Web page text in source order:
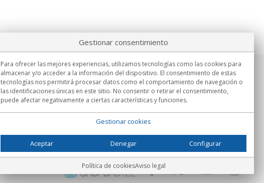
Información
Lu.-Vi. 9:00h - 15:00h.
Entrega en
Gestionar consentimiento
Para ofrecer las mejores experiencias, utilizamos tecnologías como las cookies para
almacenar y/o acceder a la información del dispositivo. El consentimiento de estas
tecnologías nos permitirá procesar datos como el comportamiento de navegación o
las identificaciones únicas en este sitio. No consentir o retirar el consentimiento,
puede afectar negativamente a ciertas características y funciones.
Gestionar cookies
Aceptar Denegar Configurar
Política de cookiesAviso legal